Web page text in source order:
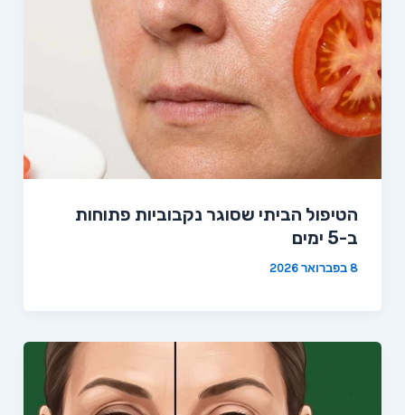
הטיפול הביתי שסוגר נקבוביות פתוחות
ב-5 ימים
8 בפברואר 2026